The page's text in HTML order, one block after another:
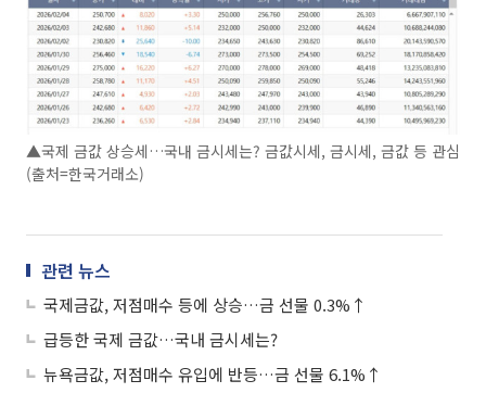
▲국제 금값 상승세…국내 금시세는? 금값시세, 금시세, 금값 등 관심
(출처=한국거래소)
관련 뉴스
국제금값, 저점매수 등에 상승…금 선물 0.3%↑
급등한 국제 금값…국내 금시세는?
뉴욕금값, 저점매수 유입에 반등…금 선물 6.1%↑